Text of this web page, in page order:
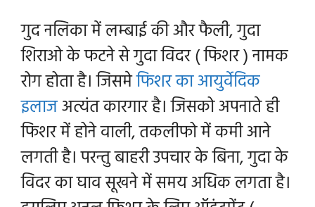
गुद नलिका में लम्बाई की और फैली, गुदा
शिराओ के फटने से गुदा विदर ( फिशर ) नामक
रोग होता है। जिसमेफिशर का आयुर्वेदिक
इलाजअत्यंत कारगार है। जिसको अपनाते ही
फिशर में होने वाली, तकलीफो में कमी आने
लगती है। परन्तु बाहरी उपचार के बिना, गुदा के
विदर का घाव सूखने में समय अधिक लगता है।